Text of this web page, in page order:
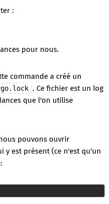
:
pour nous.
commande a créé un
. Ce fichier est un log
que l'on utilise
pouvons ouvrir
y est présent (ce n'est qu'un